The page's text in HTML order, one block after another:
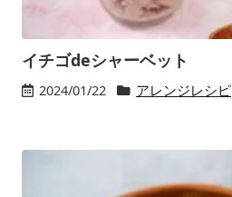
イチゴdeシャーベット
2024/01/22 アレンジレシピ